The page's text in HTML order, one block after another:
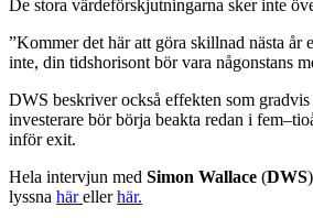
De stora värdeförskjutningarna sker inte
”Kommer det här att göra skillnad nästa år
inte, din tidshorisont bör vara någonstans
DWS beskriver också effekten som
investerare bör börja beakta redan i
inför exit.
Hela intervjun med Simon Wallace (DWS
lyssna härellerhär.